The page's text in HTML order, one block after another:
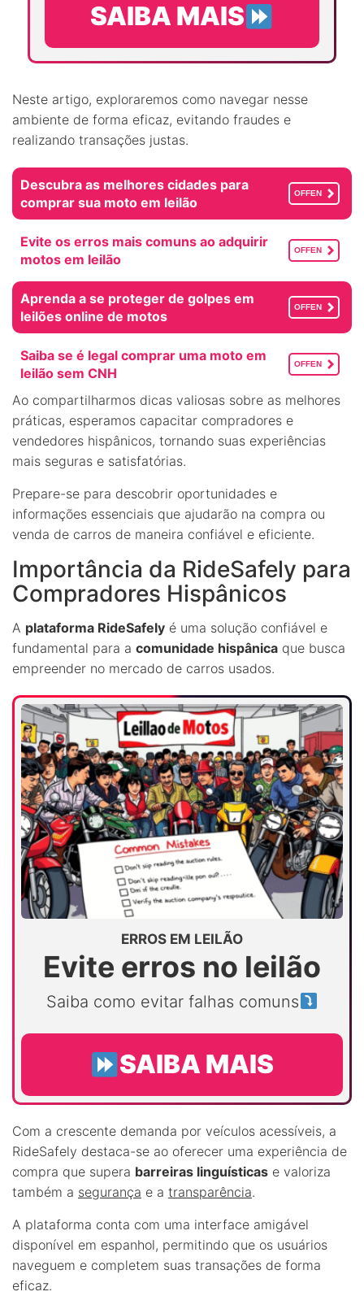
SAIBA MAIS
Neste artigo, exploraremos como navegar nesse
ambiente de forma eficaz, evitando fraudes e
realizando transações justas.
Descubra as melhores cidades para
comprar sua moto em leilão
OFFEN
Evite os erros mais comuns ao adquirir
motos em leilão
OFFEN
Aprenda a se proteger de golpes em
leilões online de motos
OFFEN
Saiba se é legal comprar uma moto em
leilão sem CNH
OFFEN
Ao compartilharmos dicas valiosas sobre as melhores
práticas, esperamos capacitar compradores e
vendedores hispânicos, tornando suas experiências
mais seguras e satisfatórias.
Prepare-se para descobrir oportunidades e
informações essenciais que ajudarão na compra ou
venda de carros de maneira confiável e eficiente.
Importância da RideSafely para
Compradores Hispânicos
A plataforma RideSafely é uma solução confiável e
fundamental para a comunidade hispânica que busca
empreender no mercado de carros usados.
ERROS EM LEILÃO
Evite erros no leilão
Saiba como evitar falhas comuns
SAIBA MAIS
Com a crescente demanda por veículos acessíveis, a
RideSafely destaca-se ao oferecer uma experiência de
compra que supera barreiras linguísticas e valoriza
também a segurança e a transparência.
A plataforma conta com uma interface amigável
disponível em espanhol, permitindo que os usuários
naveguem e completem suas transações de forma
eficaz.